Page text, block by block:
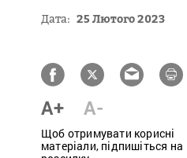
Дата: 25 Лютого 2023
A+ A-
Щоб отримувати корисні
матеріали, підпишіться на